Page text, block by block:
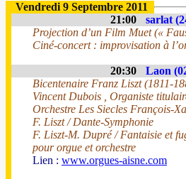
Vendredi 9 Septembre 2011
21:00
sarlat
Projection d’un Film Muet («
Ciné-concert : improvisation à
20:30 Laon
Bicentenaire Franz Liszt (1811-
Vincent Dubois , Organiste
Orchestre Les Siecles François-
F. Liszt / Dante-Symphonie
F. Liszt-M. Dupré / Fantaisie et
pour orgue et orchestre
Lien : www.orgues-aisne.com